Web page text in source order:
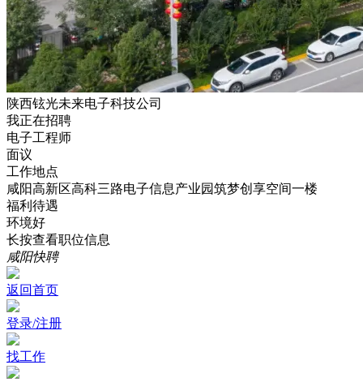
陕西铉光未来电子科技公司
我正在招聘
电子工程师
面议
工作地点
咸阳高新区高科三路电子信息产业园筑梦创享空间一楼
福利待遇
环境好
长按查看职位信息
咸阳快聘
返回首页
登录/注册
找工作